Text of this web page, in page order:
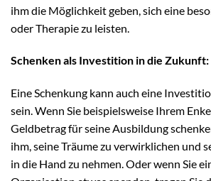
ihm die Möglichkeit geben, sich eine
oder Therapie zu leisten.
Schenken als Investition in die Zukunft:
Eine Schenkung kann auch eine
sein. Wenn Sie beispielsweise Ihrem
Geldbetrag für seine Ausbildung
ihm, seine Träume zu verwirklichen und
in die Hand zu nehmen. Oder wenn Sie